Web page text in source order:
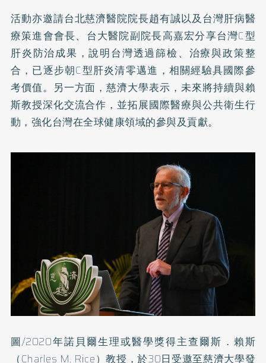
活動亦邀請台北慈濟醫院院長趙有誠以及台灣肝病醫
療策進會會長、台大醫院副院長高嘉宏分享台灣C型
肝炎防治成果，說明台灣透過篩檢、治療與政策整
合，已逐步朝C型肝炎清零邁進，相關經驗具國際參
考價值。另一方面，慈濟大學表示，未來將持續與賴
斯教授深化交流合作，並拓展國際醫療與公共衛生行
動，強化台灣在全球健康領域的參與及貢獻。
圖/2020年諾貝爾生理或醫學獎得主查爾斯．賴斯
（Charles M. Rice）教授，於30日受邀至慈濟大學發